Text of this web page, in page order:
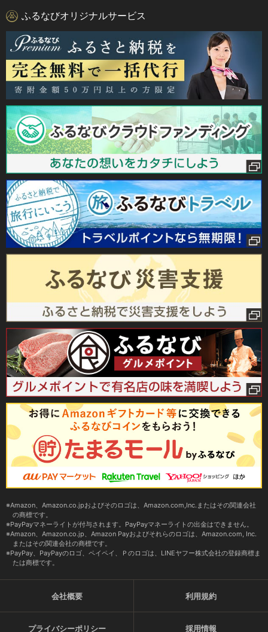
ふるなびオリジナルサービス
Amazon、Amazon.co.jpおよびそのロゴは、Amazon.com,Inc.またはその関連会社
の商標です。
PayPayマネーライトが付与されます。PayPayマネーライトの出金はできません。
Amazon、Amazon.co.jp、Amazon Payおよびそれらのロゴは、Amazon.com, Inc.
またはその関連会社の商標です。
PayPay、PayPayのロゴ、ペイペイ、Ｐのロゴは、LINEヤフー株式会社の登録商標ま
たは商標です。
会社概要 利用規約
プライバシーポリシー 採用情報